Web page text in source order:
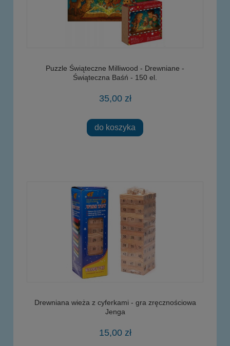
Puzzle Świąteczne Milliwood - Drewniane -
Świąteczna Baśń - 150 el.
35,00 zł
do koszyka
Drewniana wieża z cyferkami - gra zręcznościowa
Jenga
15,00 zł